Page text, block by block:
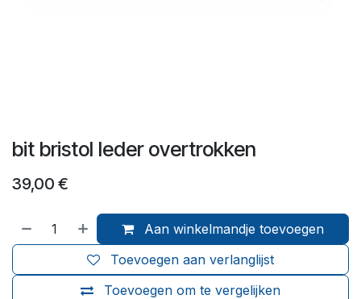
bit bristol leder overtrokken
39,00 €
Aan winkelmandje toevoegen
Toevoegen om te vergelijken
Toevoegen aan verlanglijst